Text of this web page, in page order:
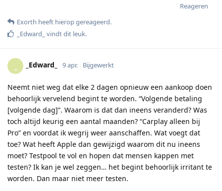
Reageren
Exorth heeft hierop gereageerd.
_Edward_ vindt dit leuk.
_Edward_ 9 apr. Bijgewerkt
Neemt niet weg dat elke 2 dagen opnieuw een aankoop doen
behoorlijk vervelend begint te worden. “Volgende betaling
[volgende dag]”. Waarom is dat dan ineens veranderd? Was
toch altijd keurig een aantal maanden? “Carplay alleen bij
Pro” en voordat ik wegrij weer aanschaffen. Wat voegt dat
toe? Wat heeft Apple dan gewijzigd waarom dit nu ineens
moet? Testpool te vol en hopen dat mensen kappen met
testen? Ik kan je wel zeggen… het begint behoorlijk irritant te
worden. Dan maar niet meer testen.